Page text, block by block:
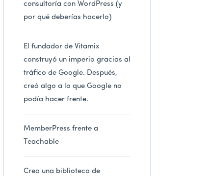
consultoría con WordPress (y
por qué deberías hacerlo)
El fundador de Vitamix
construyó un imperio gracias al
tráfico de Google. Después,
creó algo a lo que Google no
podía hacer frente.
MemberPress frente a
Teachable
Crea una biblioteca de